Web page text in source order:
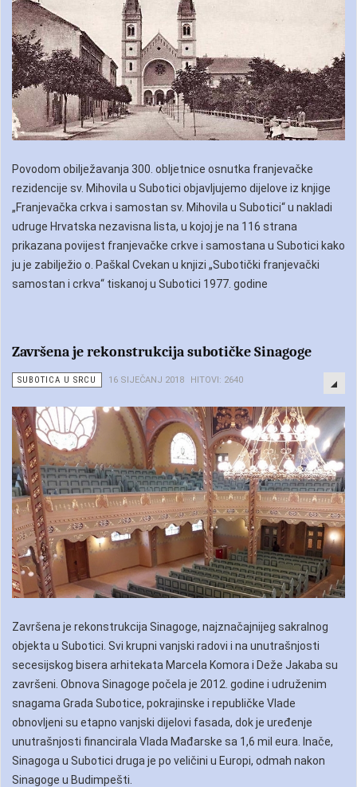
Povodom obilježavanja 300. obljetnice osnutka franjevačke
rezidencije sv. Mihovila u Subotici objavljujemo dijelove iz knjige
„Franjevačka crkva i samostan sv. Mihovila u Subotici“ u nakladi
udruge Hrvatska nezavisna lista, u kojoj je na 116 strana
prikazana povijest franjevačke crkve i samostana u Subotici kako
ju je zabilježio o. Paškal Cvekan u knjizi „Subotički franjevački
samostan i crkva“ tiskanoj u Subotici 1977. godine
Završena je rekonstrukcija subotičke Sinagoge
SUBOTICA U SRCU 16 SIJEČANJ 2018 HITOVI: 2640
Završena je rekonstrukcija Sinagoge, najznačajnijeg sakralnog
objekta u Subotici. Svi krupni vanjski radovi i na unutrašnjosti
secesijskog bisera arhitekata Marcela Komora i Deže Jakaba su
završeni. Obnova Sinagoge počela je 2012. godine i udruženim
snagama Grada Subotice, pokrajinske i republičke Vlade
obnovljeni su etapno vanjski dijelovi fasada, dok je uređenje
unutrašnjosti financirala Vlada Mađarske sa 1,6 mil eura. Inače,
Sinagoga u Subotici druga je po veličini u Europi, odmah nakon
Sinagoge u Budimpešti.